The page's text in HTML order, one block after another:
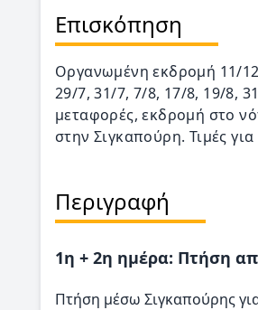
Επισκόπηση
Οργανωμένη εκδρομή 11/
29/7, 31/7, 7/8, 17/8, 19/8,
μεταφορές, εκδρομή στο
στην Σιγκαπούρη. Τιμές
Περιγραφή
1η + 2η ημέρα: Πτήση
Πτήση μέσω Σιγκαπούρης